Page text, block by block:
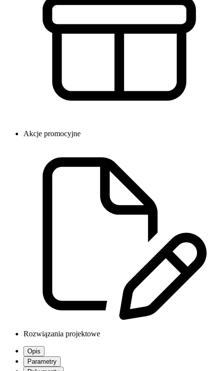
Akcje promocyjne
Rozwiązania projektowe
Opis
Parametry